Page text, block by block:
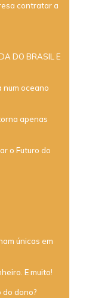
contratar a
DO BRASIL E
num oceano
apenas
o Futuro do
únicas em
E muito!
do dono?